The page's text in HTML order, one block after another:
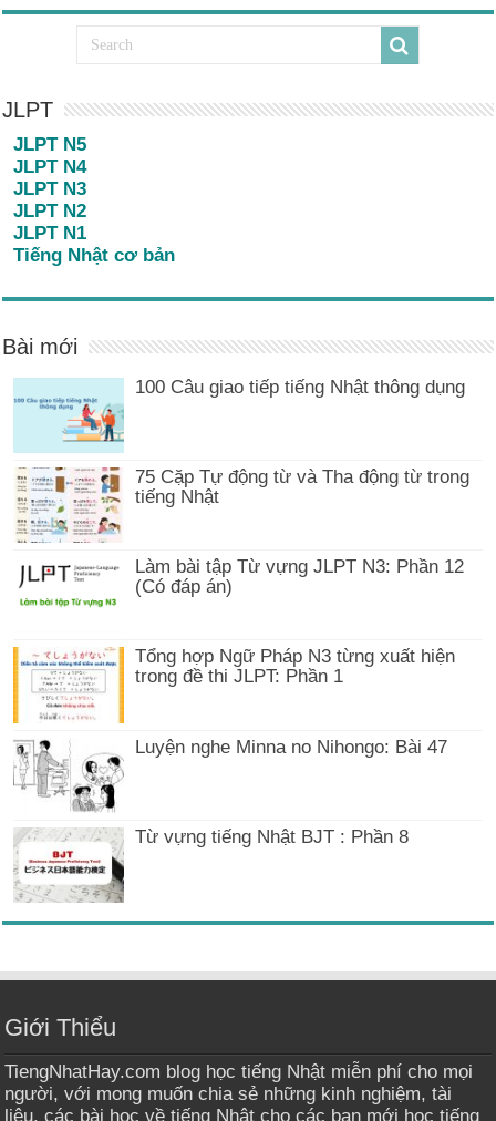
JLPT
JLPT N5
JLPT N4
JLPT N3
JLPT N2
JLPT N1
Tiếng Nhật cơ bản
Bài mới
100 Câu giao tiếp tiếng Nhật thông dụng
75 Cặp Tự động từ và Tha động từ trong
tiếng Nhật
Làm bài tập Từ vựng JLPT N3: Phần 12
(Có đáp án)
Tổng hợp Ngữ Pháp N3 từng xuất hiện
trong đề thi JLPT: Phần 1
Luyện nghe Minna no Nihongo: Bài 47
Từ vựng tiếng Nhật BJT : Phần 8
Giới Thiểu
TiengNhatHay.com blog học tiếng Nhật miễn phí cho mọi
người, với mong muốn chia sẻ những kinh nghiệm, tài
liệu, các bài học về tiếng Nhật cho các bạn mới học tiếng